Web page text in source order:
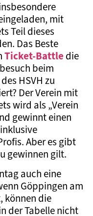
mit
Teil dieses
Das Beste
Ticket-Battle die
beim
HSVH zu
Der Verein mit
wird als „Verein
gewinnt einen
Aber es gibt
gewinnen gilt.
auch eine
Göppingen am
können die
der Tabelle nicht